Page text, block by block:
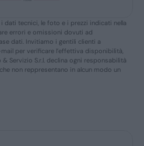
dati tecnici, le foto e i prezzi indicati nella
errori e omissioni dovuti ad
dati. Invitiamo i gentili clienti a
per verificare l’effettiva disponibilità,
Servizio S.r.l. declina ogni responsabilità
non reppresentano in alcun modo un